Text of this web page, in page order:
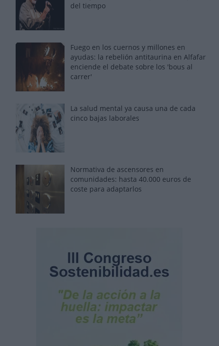
del tiempo
Fuego en los cuernos y millones en
ayudas: la rebelión antitaurina en Alfafar
enciende el debate sobre los 'bous al
carrer'
La salud mental ya causa una de cada
cinco bajas laborales
Normativa de ascensores en
comunidades: hasta 40.000 euros de
coste para adaptarlos